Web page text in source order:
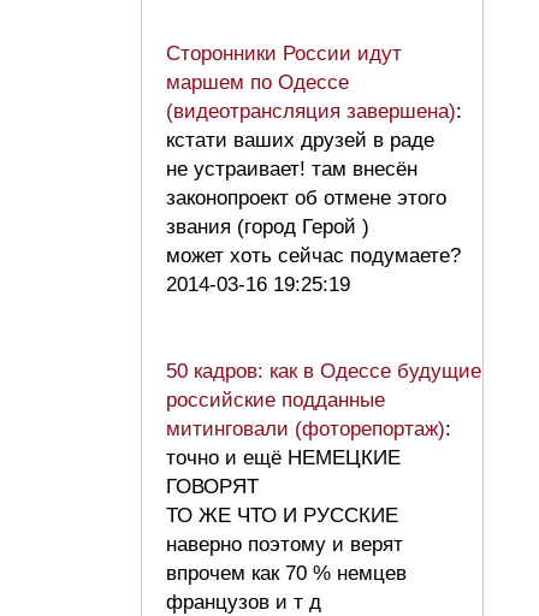
Сторонники России идут
маршем по Одессе
(видеотрансляция завершена):
кстати ваших друзей в раде
не устраивает! там внесён
законопроект об отмене этого
звания (город Герой )
может хоть сейчас подумаете?
2014-03-16 19:25:19
50 кадров: как в Одессе будущие
российские подданные
митинговали (фоторепортаж):
точно и ещё НЕМЕЦКИЕ
ГОВОРЯТ
ТО ЖЕ ЧТО И РУССКИЕ
наверно поэтому и верят
впрочем как 70 % немцев
французов и т д